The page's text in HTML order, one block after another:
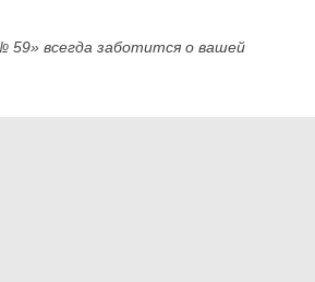
всегда заботится о вашей